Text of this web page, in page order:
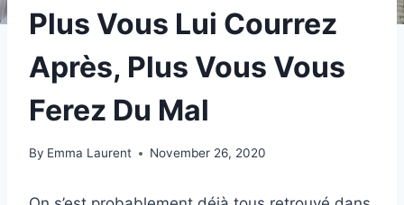
Plus Vous Lui Courrez
Après, Plus Vous Vous
Ferez Du Mal
By Emma Laurent November 26, 2020